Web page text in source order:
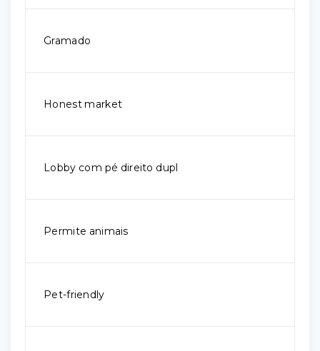
Gramado
Honest market
Lobby com pé direito dupl
Permite animais
Pet-friendly